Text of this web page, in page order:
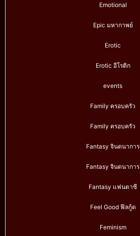
Emotional
Epic มหากาพย์
Erotic
Erotic อีโรติก
events
Family ครอบครัว
Family ครอบครัว
Fantasy จินตนาการ
Fantasy จินตนาการ
Fantasy แฟนตาซี
Feel Good ฟีลกู้ด
Feminism